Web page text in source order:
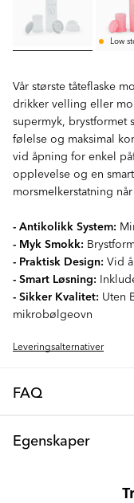
Low
Vår største tåteflaske
drikker velling eller
supermyk, brystformet
følelse og maksimal
vid åpning for enkel
opplevelse og en
morsmelkerstatning
- Antikolikk System:
- Myk Smokk:
- Praktisk Design: Vid
- Smart Løsning:
- Sikker Kvalitet: Uten
mikrobølgeovn
Leveringsalternativer
FAQ
Vår 330ml babyflaske
silikondesign i rund
Egenskaper